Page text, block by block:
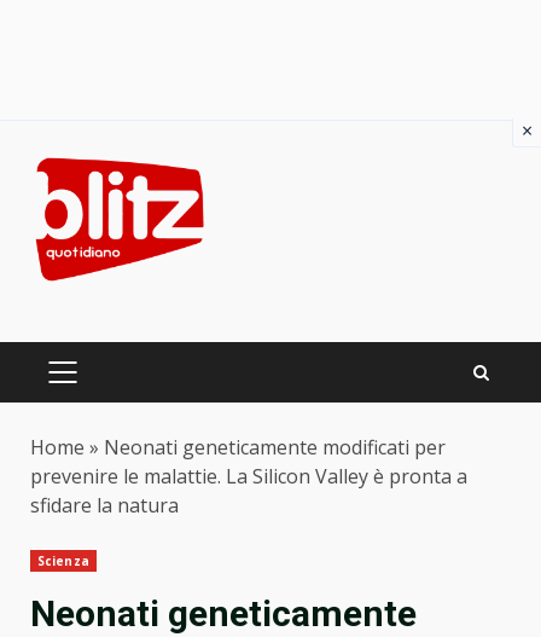
content
PRIMARY
Home » Neonati geneticamente modificati per
prevenire le malattie. La Silicon Valley è pronta a
sfidare la natura
Scienza
Neonati geneticamente
×